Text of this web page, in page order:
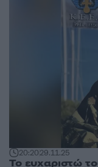
20:2029.11.25
Το ευχαριστώ